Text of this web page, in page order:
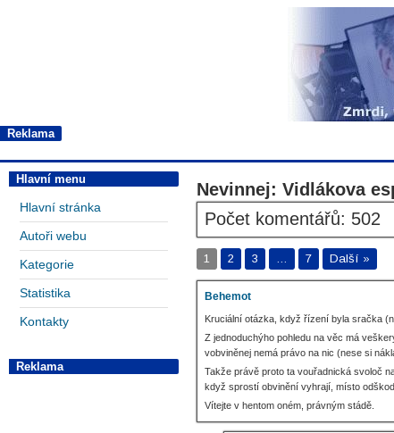
Reklama
Hlavní menu
Hlavní stránka
Autoři webu
Kategorie
Statistika
Kontakty
Reklama
Nevinnej: Vidlákova
Počet komentářů: 502
1 2 3 … 7 Další »
Behemot
Kruciální otázka, když řízení byla sračka
Z jednoduchýho pohledu na věc má
vobviněnej nemá právo na nic (nese si
Takže právě proto ta vouřadnická svoloč
když sprostí obvinění vyhrají, místo
Vítejte v hentom oném, právným stádě.